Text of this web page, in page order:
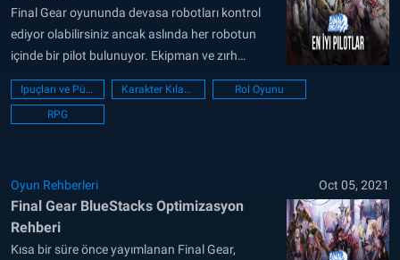
Final Gear oyununda devasa robotları kontrol
ediyor olabilirsiniz ancak aslında her robotun
içinde bir pilot bulunuyor. Ekipman ve zırh
robotların güç seviyesini belirliyor olsa da,
pilotların yetenekleri ve temel istatistikleri de
savaş gücünüzü artırıyor. Final Gear aynı
sahip ve genel...
Ipuçları ve Püf noktaları Karakter Kılavuzu
Rol Oyunu
RPG
Oyun Rehberleri Oct 05, 2021
Final Gear BlueStacks Optimizasyon
Rehberi
Kısa bir süre önce yayımlanan Final Gear,